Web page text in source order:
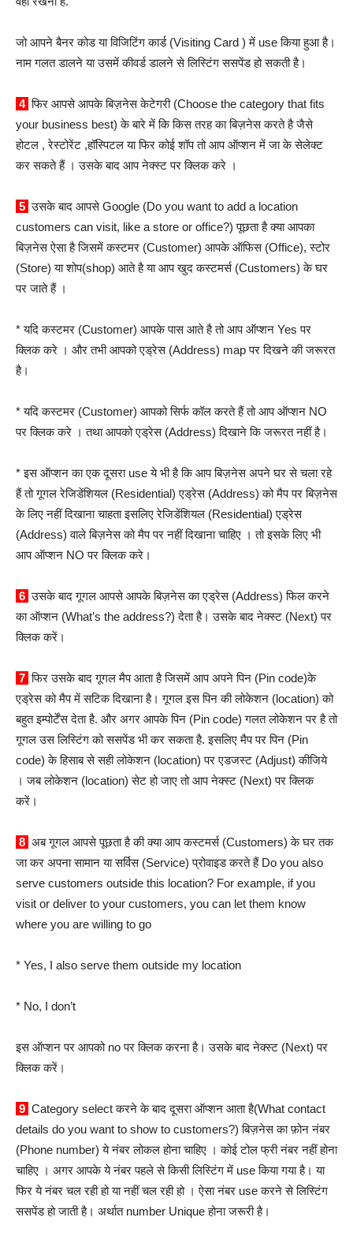
जो आपने बैनर कोड या विजिटिंग कार्ड (Visiting Card ) में use किया हुआ है।
नाम गलत डालने या उसमें कीवर्ड डालने से लिस्टिंग ससपेंड हो सकती है।
4 फिर आपसे आपके बिज़नेस केटेगरी (Choose the category that fits
your business best) के बारे में कि किस तरह का बिज़नेस करते है जैसे
होटल , रेस्टोरेंट ,हॉस्पिटल या फिर कोई शॉप तो आप ऑप्शन में जा के सेलेक्ट
कर सकते हैं । उसके बाद आप नेक्स्ट पर क्लिक करे ।
5 उसके बाद आपसे Google (Do you want to add a location
customers can visit, like a store or office?) पूछता है क्या आपका
बिज़नेस ऐसा है जिसमें कस्टमर (Customer) आपके ऑफिस (Office), स्टोर
(Store) या शोप(shop) आते है या आप खुद कस्टमर्स (Customers) के घर
पर जाते हैं ।
* यदि कस्टमर (Customer) आपके पास आते है तो आप ऑप्शन Yes पर
क्लिक करे । और तभी आपको एड्रेस (Address) map पर दिखने की जरूरत
है।
* यदि कस्टमर (Customer) आपको सिर्फ कॉल करते हैं तो आप ऑप्शन NO
पर क्लिक करे । तथा आपको एड्रेस (Address) दिखाने कि जरूरत नहीं है।
* इस ऑप्शन का एक दूसरा use ये भी है कि आप बिज़नेस अपने घर से चला रहे
हैं तो गूगल रेजिडेंशियल (Residential) एड्रेस (Address) को मैप पर बिज़नेस
के लिए नहीं दिखाना चाहता इसलिए रेजिडेंशियल (Residential) एड्रेस
(Address) वाले बिज़नेस को मैप पर नहीं दिखाना चाहिए । तो इसके लिए भी
आप ऑप्शन NO पर क्लिक करे।
6 उसके बाद गूगल आपसे आपके बिज़नेस का एड्रेस (Address) फिल करने
का ऑप्शन (What’s the address?) देता है। उसके बाद नेक्स्ट (Next) पर
क्लिक करें।
7 फिर उसके बाद गूगल मैप आता है जिसमें आप अपने पिन (Pin code)के
एड्रेस को मैप में सटिक दिखाना है। गूगल इस पिन की लोकेशन (location) को
बहुत इम्पोर्टेंस देता है. और अगर आपके पिन (Pin code) गलत लोकेशन पर है तो
गूगल उस लिस्टिंग को ससपेंड भी कर सकता है. इसलिए मैप पर पिन (Pin
code) के हिसाब से सही लोकेशन (location) पर एडजस्ट (Adjust) कीजिये
। जब लोकेशन (location) सेट हो जाए तो आप नेक्स्ट (Next) पर क्लिक
करें।
8 अब गूगल आपसे पूछता है की क्या आप कस्टमर्स (Customers) के घर तक
जा कर अपना सामान या सर्विस (Service) प्रोवाइड करते हैं Do you also
serve customers outside this location? For example, if you
visit or deliver to your customers, you can let them know
where you are willing to go
* Yes, I also serve them outside my location
* No, I don’t
इस ऑप्शन पर आपको no पर क्लिक करना है। उसके बाद नेक्स्ट (Next) पर
क्लिक करें।
9 Category select करने के बाद दूसरा ऑप्शन आता है(What contact
details do you want to show to customers?) बिज़नेस का फ़ोन नंबर
(Phone number) ये नंबर लोकल होना चाहिए । कोई टोल फ्री नंबर नहीं होना
चाहिए । अगर आपके ये नंबर पहले से किसी लिस्टिंग में use किया गया है। या
फिर ये नंबर चल रही हो या नहीं चल रही हो । ऐसा नंबर use करने से लिस्टिंग
ससपेंड हो जाती है। अर्थात number Unique होना जरूरी है।